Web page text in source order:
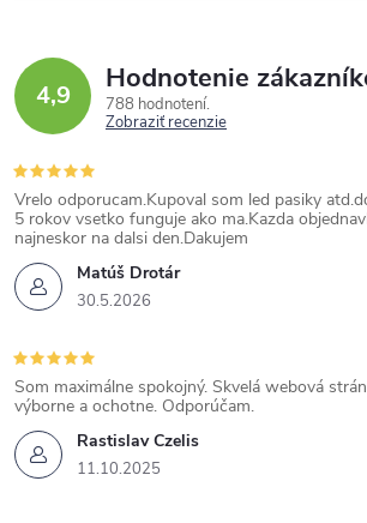
4,9 Hodnotenie
788 hodnotení
Zobraziť recenzie
Matúš Drotár
30.5.2026
Vrelo odporucam.Kupoval som led pasiky
5 rokov vsetko funguje ako ma.Kazda
najneskor na dalsi den.Dakujem
Rastislav Czelis
11.10.2025
Som maximálne spokojný. Skvelá webová
výborne a ochotne. Odporúčam.